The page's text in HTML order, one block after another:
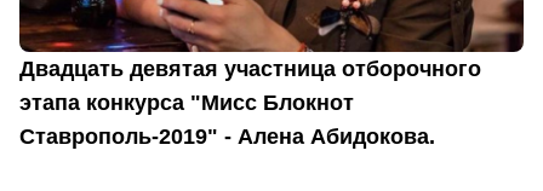
Двадцать девятая участница отборочного
этапа конкурса "Мисс Блокнот
Ставрополь-2019" - Алена Абидокова.